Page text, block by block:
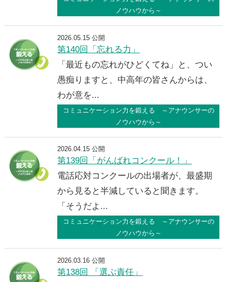
ノウハウから～
2026.05.15 公開
第140回「忘れる力」
「最近もの忘れがひどくてね」と、つい
愚痴りますと、中高年の皆さんからは、
わが意を...
コミュニケーション力を鍛える ～アナウンサーの
ノウハウから～
2026.04.15 公開
第139回「がんばれコンクール！」
電話応対コンクールの出場者が、最盛期
から見ると半減していると聞きます。
「そうだよ...
コミュニケーション力を鍛える ～アナウンサーの
ノウハウから～
2026.03.16 公開
第138回 「選ぶ責任」